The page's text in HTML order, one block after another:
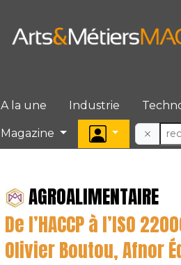
A la une Industrie
Magazine
AGROALIMENTAIRE
De l’HACCP à l’ISO
Olivier Boutou, Afnor